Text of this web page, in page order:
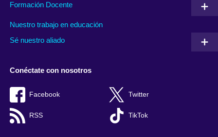
Formación Docente
Nuestro trabajo en educación
Sé nuestro aliado
Conéctate con nosotros
Facebook Twitter
RSS TikTok